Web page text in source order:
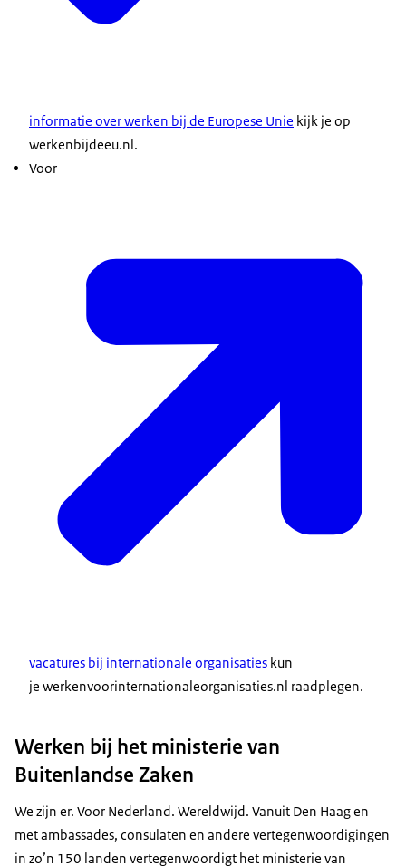
informatie over werken bij de Europese Unie kijk je op
werkenbijdeeu.nl.
Voor
vacatures bij internationale organisaties kun
je werkenvoorinternationaleorganisaties.nl raadplegen.
Werken bij het ministerie van
Buitenlandse Zaken
We zijn er. Voor Nederland. Wereldwijd. Vanuit Den Haag en
met ambassades, consulaten en andere vertegenwoordigingen
in zo’n 150 landen vertegenwoordigt het ministerie van